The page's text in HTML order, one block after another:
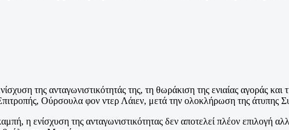
της ανταγωνιστικότητάς της, τη θωράκιση της ενιαίας αγοράς
Ούρσουλα φον ντερ Λάιεν, μετά την ολοκλήρωση της άτυπης
η ενίσχυση της ανταγωνιστικότητας δεν αποτελεί πλέον επιλογή